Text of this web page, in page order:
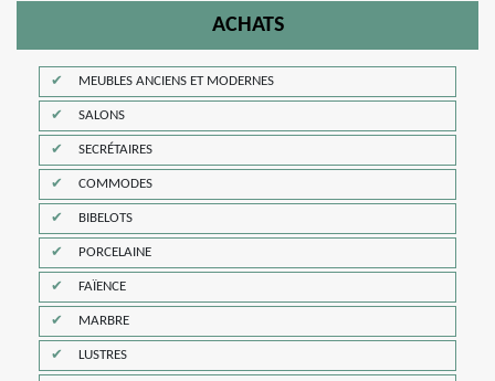
ACHATS
MEUBLES ANCIENS ET MODERNES
SALONS
SECRÉTAIRES
COMMODES
BIBELOTS
PORCELAINE
FAÏENCE
MARBRE
LUSTRES